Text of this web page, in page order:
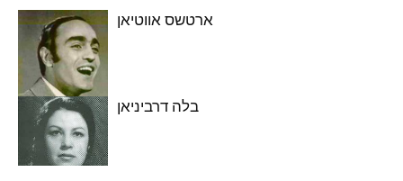
ארטשס אווטיאן
בלה דרביניאן